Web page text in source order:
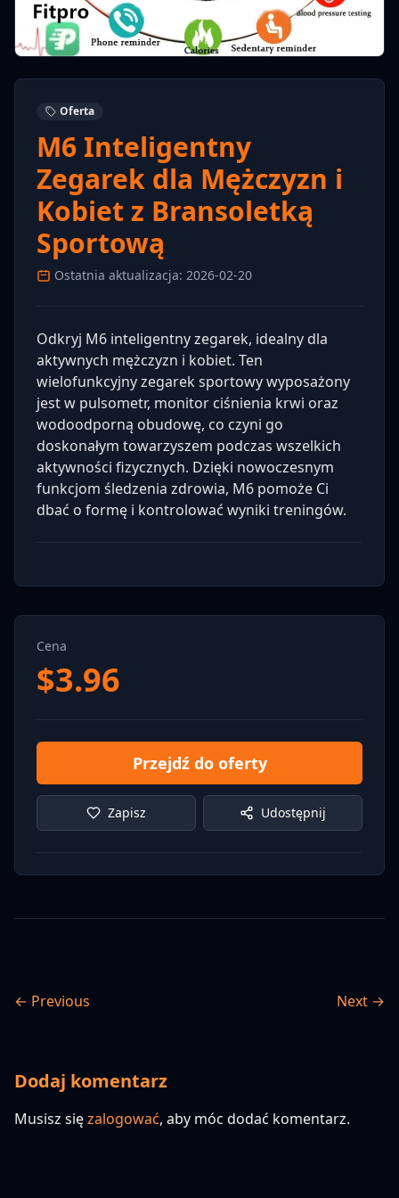
Oferta
M6 Inteligentny
Zegarek dla Mężczyzn i
Kobiet z Bransoletką
Sportową
Ostatnia aktualizacja: 2026-02-20
Odkryj M6 inteligentny zegarek, idealny dla
aktywnych mężczyzn i kobiet. Ten
wielofunkcyjny zegarek sportowy wyposażony
jest w pulsometr, monitor ciśnienia krwi oraz
wodoodporną obudowę, co czyni go
doskonałym towarzyszem podczas wszelkich
aktywności fizycznych. Dzięki nowoczesnym
funkcjom śledzenia zdrowia, M6 pomoże Ci
dbać o formę i kontrolować wyniki treningów.
Cena
$3.96
Przejdź do oferty
Zapisz Udostępnij
← Previous Next →
Dodaj komentarz
Musisz sięzalogować, aby móc dodać komentarz.